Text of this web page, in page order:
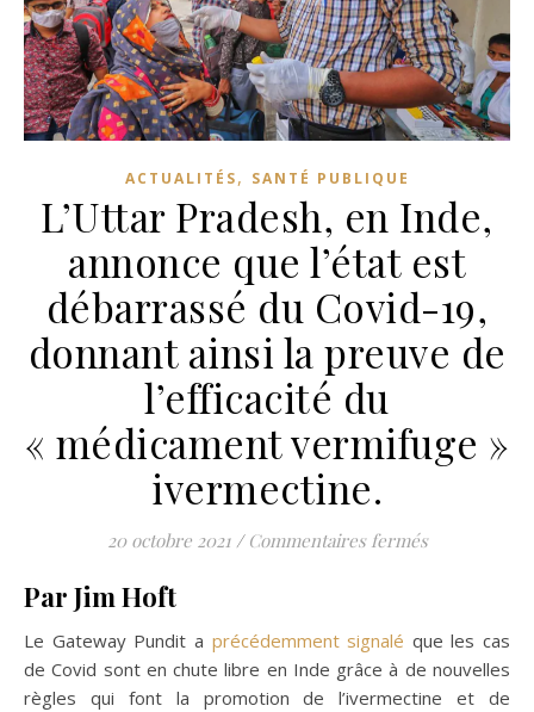
ACTUALITÉS, SANTÉ PUBLIQUE
L’Uttar Pradesh, en Inde,
annonce que l’état est
débarrassé du Covid-19,
donnant ainsi la preuve de
l’efficacité du
« médicament vermifuge »
ivermectine.
20 octobre 2021 / Commentaires ferméssur L’Uttar
Par Jim Hoft
Le Gateway Pundit a précédemment signalé que les cas
de Covid sont en chute libre en Inde grâce à de nouvelles
règles qui font la promotion de l’ivermectine et de